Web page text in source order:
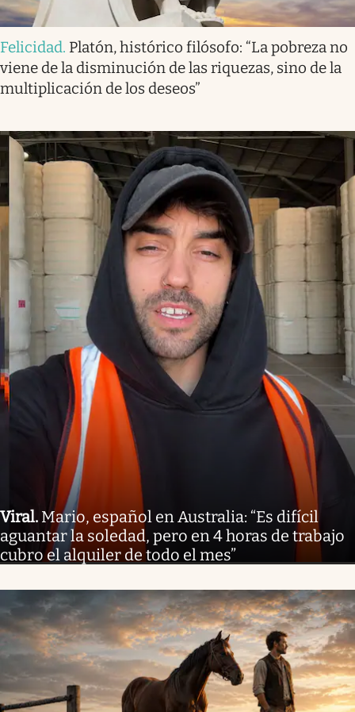
Felicidad. Platón, histórico filósofo: “La pobreza no
viene de la disminución de las riquezas, sino de la
multiplicación de los deseos”
Viral. Mario, español en Australia: “Es difícil
aguantar la soledad, pero en 4 horas de trabajo
cubro el alquiler de todo el mes”